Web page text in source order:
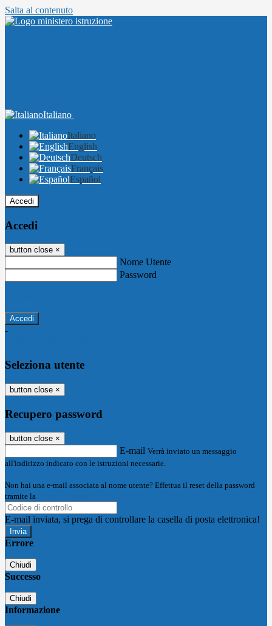
Salta al contenuto
Italiano
Italiano
English
Deutsch
Français
Español
Accedi
Accedi
button close ×
Nome Utente
Password
-
Seleziona utente
button close ×
Recupero password
button close ×
E-mail Verrà inviato un messaggio
all'indirizzo indicato con le istruzioni necessarie.
Non hai una e-mail associata al nome utente? Effettua il reset della password
tramite la
E-mail inviata, si prega di controllare la casella di posta elettronica!
Errore
Chiudi
Successo
Chiudi
Informazione